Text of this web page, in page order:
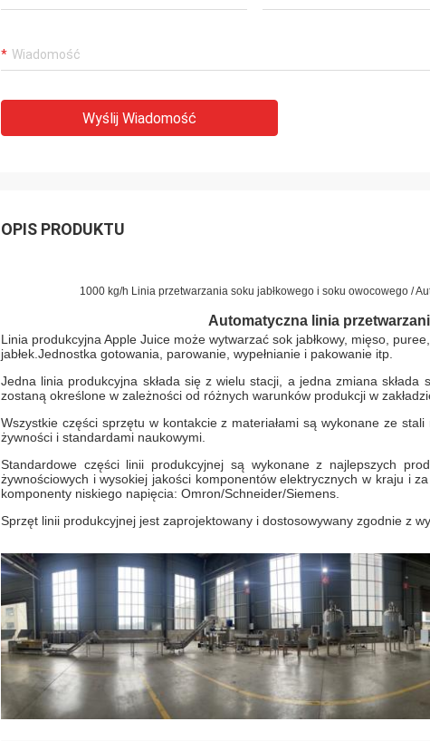
Wyślij Wiadomość
OPIS PRODUKTU
1000 kg/h Linia przetwarzania soku jabłkowego i soku owocowego /
Automatyczna linia
Linia produkcyjna Apple Juice może wytwarzać sok jabłkowy, mięso,
jabłek.Jednostka gotowania, parowanie, wypełnianie i pakowanie itp.
Jedna linia produkcyjna składa się z wielu stacji, a jedna zmiana
zostaną określone w zależności od różnych warunków produkcji w
Wszystkie części sprzętu w kontakcie z materiałami są wykonane ze
żywności i standardami naukowymi.
Standardowe części linii produkcyjnej są wykonane z najlepszych
żywnościowych i wysokiej jakości komponentów elektrycznych w kraju i
komponenty niskiego napięcia: Omron/Schneider/Siemens.
Sprzęt linii produkcyjnej jest zaprojektowany i dostosowywany zgodnie z